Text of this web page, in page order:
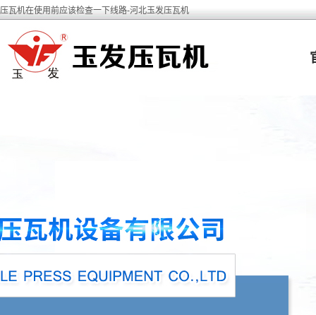
压瓦机在使用前应该检查一下线路-河北玉发压瓦机